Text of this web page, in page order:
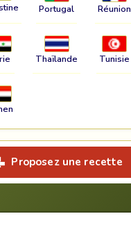
Portugal Réunion
Thaïlande Tunisie
Proposez une recette